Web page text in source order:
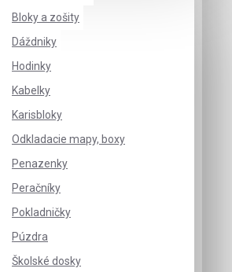
Bloky a zošity
Dáždniky
Hodinky
Kabelky
Karisbloky
Odkladacie mapy, boxy
Penazenky
Peračníky
Pokladničky
Púzdra
Školské dosky